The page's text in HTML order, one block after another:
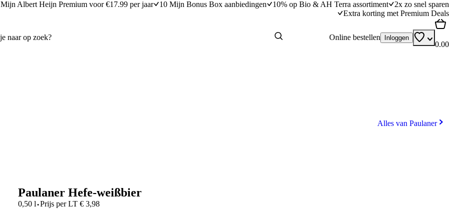
Mijn Albert Heijn Premium voor €17.99 per jaar 10 Mijn Bonus Box aanbiedingen 10% op Bio & AH Terra assortiment
2x zo snel sparen
Extra korting met Premium Deals
Online bestellen Inloggen
0.00
Alles van Paulaner
Paulaner Hefe-weißbier
0,50 l·Prijs per LT€ 3,98